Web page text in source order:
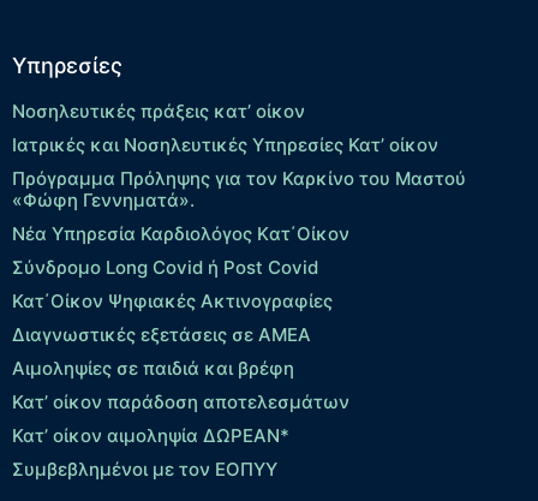
Υπηρεσίες
Νοσηλευτικές πράξεις κατ’ οίκον
Ιατρικές και Νοσηλευτικές Υπηρεσίες Κατ’ οίκον
Πρόγραμμα Πρόληψης για τον Καρκίνο του Μαστού
«Φώφη Γεννηματά».
Νέα Υπηρεσία Καρδιολόγος Kατ΄Οίκον
Σύνδρομο Long Covid ή Post Covid
Κατ΄Οίκον Ψηφιακές Ακτινογραφίες
Διαγνωστικές εξετάσεις σε ΑΜΕΑ
Αιμοληψίες σε παιδιά και βρέφη
Κατ’ οίκον παράδοση αποτελεσμάτων
Κατ’ οίκον αιμοληψία ΔΩΡΕΑΝ*
Συμβεβλημένοι με τον ΕΟΠΥΥ